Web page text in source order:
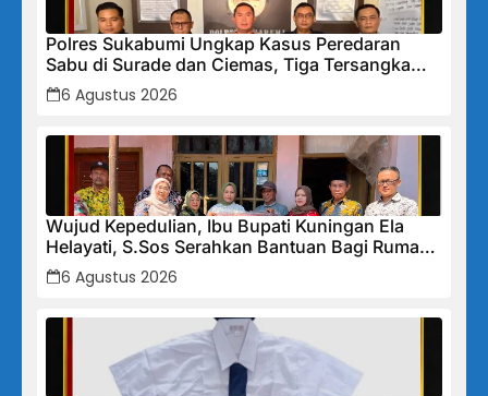
Polres Sukabumi Ungkap Kasus Peredaran
Sabu di Surade dan Ciemas, Tiga Tersangka
Diamankan
6 Agustus 2026
Wujud Kepedulian, Ibu Bupati Kuningan Ela
Helayati, S.Sos Serahkan Bantuan Bagi Rumah
Terdampak Bencana di Desa Karangkancana
6 Agustus 2026